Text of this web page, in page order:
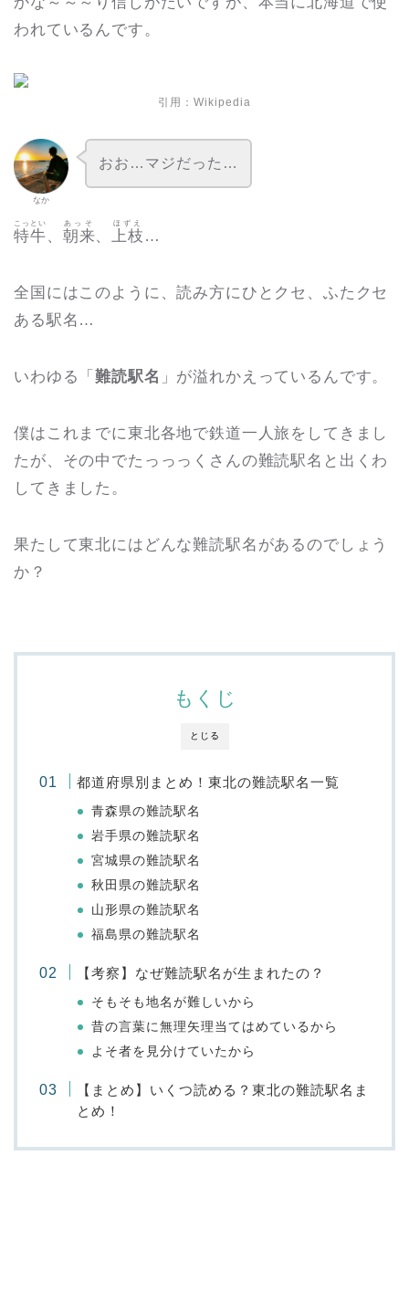
われているんです。
引用： Wikipedia
なか
おお…マジだった…
特牛
こっとい
、 朝来
あっそ
、上枝
ほずえ
…
全国にはこのように、読み方にひとクセ、ふたクセ
ある駅名…
いわゆる「難読駅名 」が溢れかえっているんです。
僕はこれまでに東北各地で鉄道一人旅をしてきまし
たが、その中でたっっっくさんの難読駅名と出くわ
してきました。
果たして東北にはどんな難読駅名があるのでしょう
か？
とじる
もくじ
都道府県別まとめ！東北の難読駅名一覧
青森県の難読駅名
岩手県の難読駅名
宮城県の難読駅名
秋田県の難読駅名
山形県の難読駅名
福島県の難読駅名
【考察】なぜ難読駅名が生まれたの？
そもそも地名が難しいから
昔の言葉に無理矢理当てはめているから
よそ者を見分けていたから
【まとめ】いくつ読める？東北の難読駅名ま
とめ！